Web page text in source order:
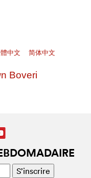
中文 简体中文
Boveri